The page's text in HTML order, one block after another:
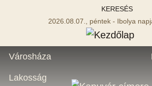
KERESÉS
2026.08.07., péntek - Ibolya
Városháza
Lakosság